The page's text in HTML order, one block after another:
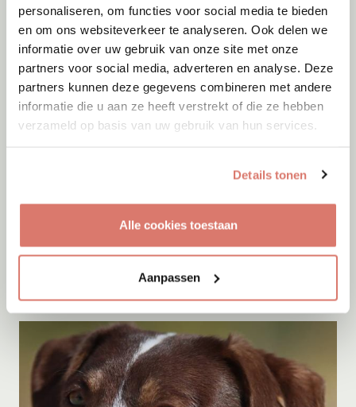
personaliseren, om functies voor social media te bieden
en om ons websiteverkeer te analyseren. Ook delen we
informatie over uw gebruik van onze site met onze
partners voor social media, adverteren en analyse. Deze
partners kunnen deze gegevens combineren met andere
informatie die u aan ze heeft verstrekt of die ze hebben
verzameld op basis van uw gebruik van hun services.
Details tonen
Alle cookies toestaan
Aanpassen
Adoptie08-08-2026
Woozles
Beringen